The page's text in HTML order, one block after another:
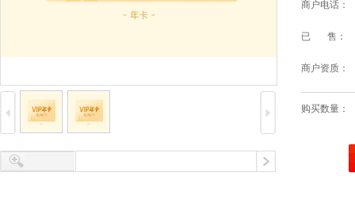
商户电话：
已 售：
商户资质：
购买数量：